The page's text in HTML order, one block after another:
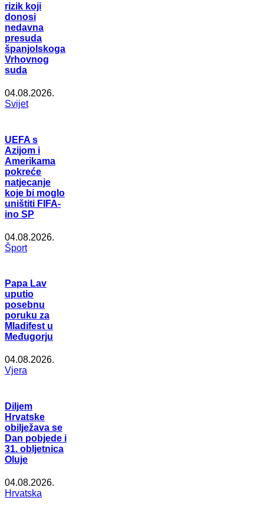
rizik koji
donosi
nedavna
presuda
španjolskoga
Vrhovnog
suda
04.08.2026.
Svijet
UEFA s
Azijom i
Amerikama
pokreće
natjecanje
koje bi moglo
uništiti FIFA-
ino SP
04.08.2026.
Šport
Papa Lav
uputio
posebnu
poruku za
Mladifest u
Međugorju
04.08.2026.
Vjera
Diljem
Hrvatske
obilježava se
Dan pobjede i
31. obljetnica
Oluje
04.08.2026.
Hrvatska